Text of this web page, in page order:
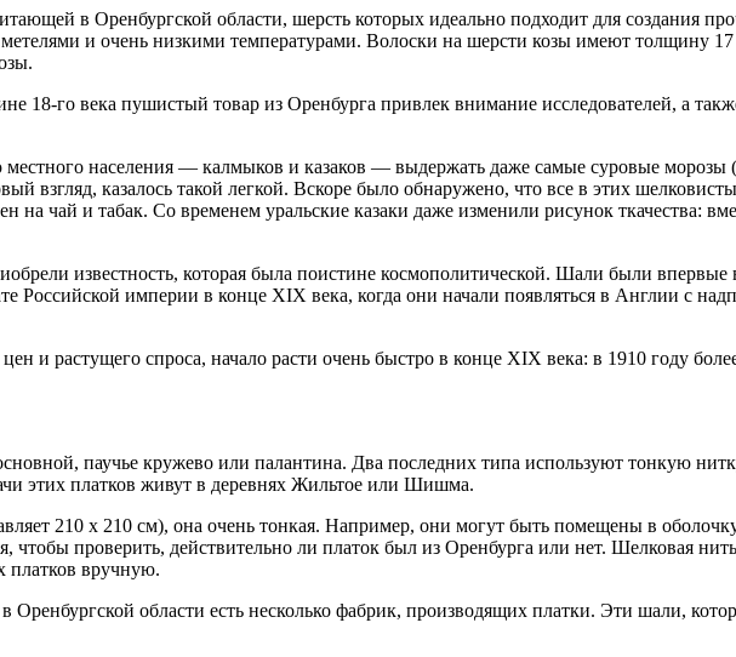
в Оренбургской области, шерсть которых идеально подходит для создания
и очень низкими температурами. Волоски на шерсти козы имеют толщину 17
18-го века пушистый товар из Оренбурга привлек внимание исследователей, а
населения — калмыков и казаков — выдержать даже самые суровые морозы
взгляд, казалось такой легкой. Вскоре было обнаружено, что все в этих
чай и табак. Со временем уральские казаки даже изменили рисунок ткачества:
известность, которая была поистине космополитической. Шали были
Российской империи в конце XIX века, когда они начали появляться в Англии с
и растущего спроса, начало расти очень быстро в конце XIX века: в 1910 году
паучье кружево или палантина. Два последних типа используют тонкую
этих платков живут в деревнях Жильтое или Шишма.
210 x 210 см), она очень тонкая. Например, они могут быть помещены в
чтобы проверить, действительно ли платок был из Оренбурга или нет. Шелковая
платков вручную.
Оренбургской области есть несколько фабрик, производящих платки. Эти шали,